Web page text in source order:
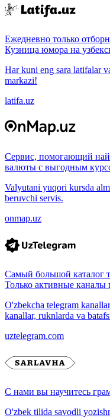
Ежедневно только
Кузница юмора на
Har kuni eng sara latifalar
markazi!
latifa.uz
Сервис, помогающий
валюты с выгодным
Valyutani yuqori kursda
beruvchi servis.
onmap.uz
Самый большой каталог
Только активные каналы
O'zbekcha telegram
kanallar, ruknlarda va
uztelegram.com
С нами вы научитесь
O'zbek tilida savodli